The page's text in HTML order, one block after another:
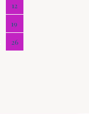
12
19
26